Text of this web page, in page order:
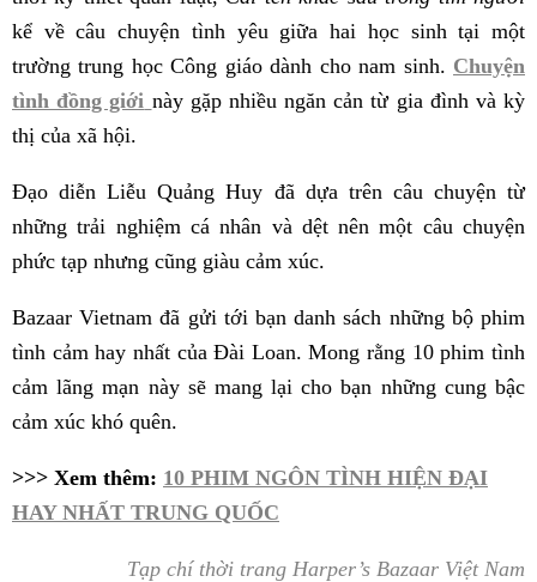
kể về câu chuyện tình yêu giữa hai học sinh tại một
trường trung học Công giáo dành cho nam sinh. Chuyện
tình đồng giới này gặp nhiều ngăn cản từ gia đình và kỳ
thị của xã hội.
Đạo diễn Liễu Quảng Huy đã dựa trên câu chuyện từ
những trải nghiệm cá nhân và dệt nên một câu chuyện
phức tạp nhưng cũng giàu cảm xúc.
Bazaar Vietnam đã gửi tới bạn danh sách những bộ phim
tình cảm hay nhất của Đài Loan. Mong rằng 10 phim tình
cảm lãng mạn này sẽ mang lại cho bạn những cung bậc
cảm xúc khó quên.
>>> Xem thêm: 10 PHIM NGÔN TÌNH HIỆN ĐẠI
HAY NHẤT TRUNG QUỐC
Tạp chí thời trang Harper’s Bazaar Việt Nam